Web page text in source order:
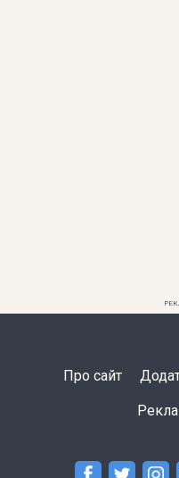
Про сайт